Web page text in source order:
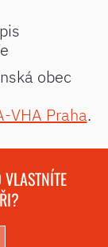
obec
VHA Praha.